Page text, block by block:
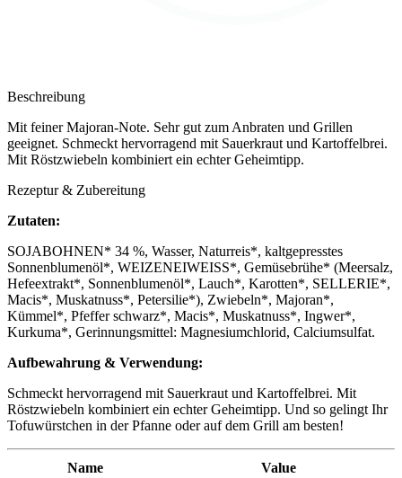
Beschreibung
Mit feiner Majoran-Note. Sehr gut zum Anbraten und Grillen
geeignet. Schmeckt hervorragend mit Sauerkraut und Kartoffelbrei.
Mit Röstzwiebeln kombiniert ein echter Geheimtipp.
Rezeptur & Zubereitung
Zutaten:
SOJABOHNEN* 34 %, Wasser, Naturreis*, kaltgepresstes
Sonnenblumenöl*, WEIZENEIWEISS*, Gemüsebrühe* (Meersalz,
Hefeextrakt*, Sonnenblumenöl*, Lauch*, Karotten*, SELLERIE*,
Macis*, Muskatnuss*, Petersilie*), Zwiebeln*, Majoran*,
Kümmel*, Pfeffer schwarz*, Macis*, Muskatnuss*, Ingwer*,
Kurkuma*, Gerinnungsmittel: Magnesiumchlorid, Calciumsulfat.
Aufbewahrung & Verwendung:
Schmeckt hervorragend mit Sauerkraut und Kartoffelbrei. Mit
Röstzwiebeln kombiniert ein echter Geheimtipp. Und so gelingt Ihr
Tofuwürstchen in der Pfanne oder auf dem Grill am besten!
Name
Value